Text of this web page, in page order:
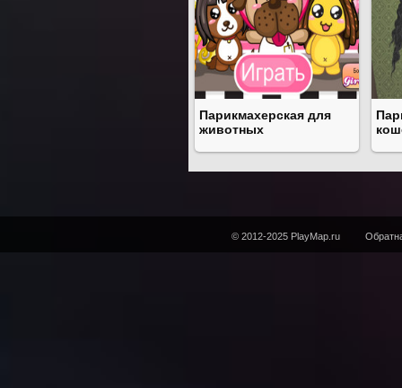
Парикмахерская для
животных
© 2012-2025 PlayMap.ru